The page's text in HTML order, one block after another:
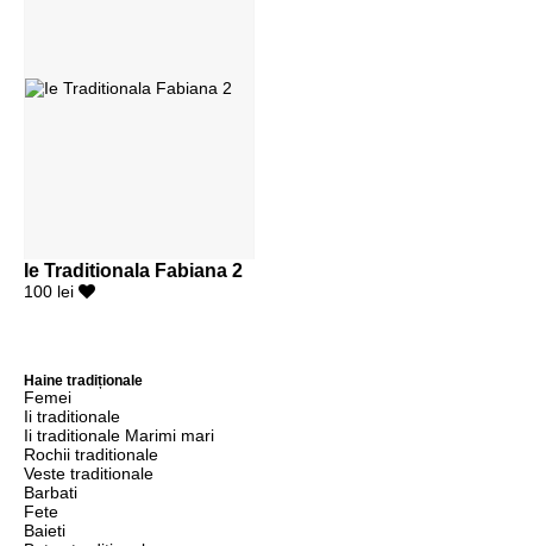
Ie Traditionala Fabiana 2
100 lei
Haine tradiționale
Femei
Ii traditionale
Ii traditionale Marimi mari
Rochii traditionale
Veste traditionale
Barbati
Fete
Baieti